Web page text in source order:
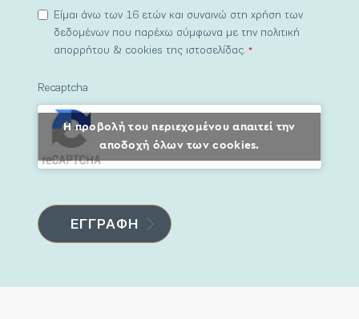
Είμαι άνω των 16 ετών και συναινώ στη χρήση των
δεδομένων που παρέχω σύμφωνα με την πολιτική
απορρήτου & cookies της ιστοσελίδας.*
Recaptcha
Η προβολή του περιεχομένου απαιτεί την
αποδοχή όλων των cookies.